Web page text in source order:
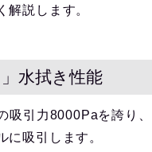
解説します。
水拭き性能
引力8000Paを誇り
に吸引します。